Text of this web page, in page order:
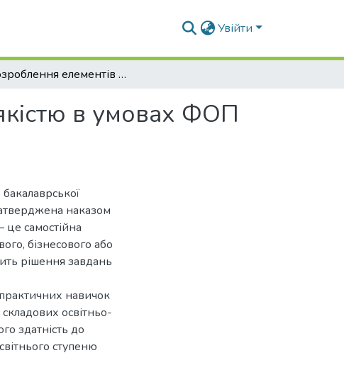
Увійти
Розроблення елементів системи управління якістю в умовах ФОП «Болибік Євгеній Вікторович», м. Київ
в умовах ФОП
наказом
це самостійна
бізнесового або
рішення завдань
навичок
освітньо-
здатність до
ступеню